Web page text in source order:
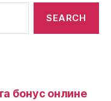
бонус онлине